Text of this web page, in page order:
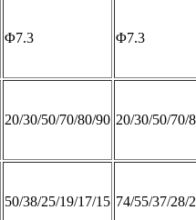
Φ7.3 Φ7.3
20/30/50/70/80/90 20/30/50/70/
50/38/25/19/17/15 74/55/37/28/